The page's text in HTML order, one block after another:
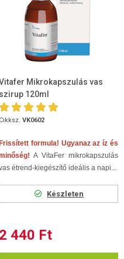
Mikrokapszulás vas
szirup 120ml
Cikksz. VK0602
Frissített formula! Ugyanaz az íz és
A VitaFer mikrokapszulás
étrend-kiegészítő ideális a napi...
Készleten
2 440 Ft